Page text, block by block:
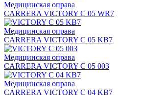
Медицинская оправа
CARRERA VICTORY C 05 WR7
Медицинская оправа
CARRERA VICTORY C 05 KB7
Медицинская оправа
CARRERA VICTORY C 05 003
Медицинская оправа
CARRERA VICTORY C 04 KB7